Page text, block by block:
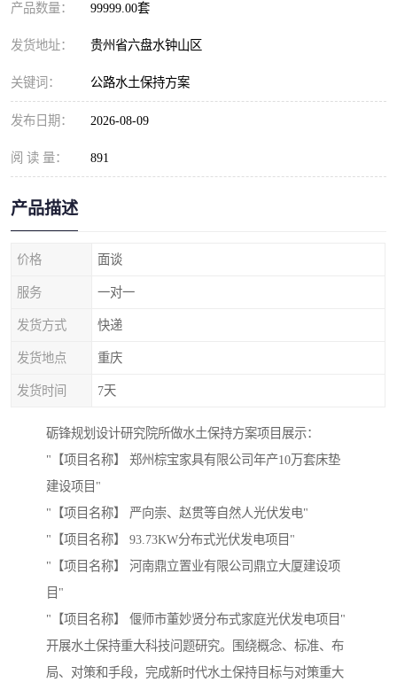
产品数量： 99999.00套
发货地址： 贵州省六盘水钟山区
关键词： 公路水土保持方案
发布日期： 2026-08-09
阅 读 量： 891
产品描述
价格 面谈
服务 一对一
发货方式 快递
发货地点 重庆
发货时间 7天
砺锋规划设计研究院所做水土保持方案项目展示：
"【项目名称】 郑州棕宝家具有限公司年产10万套床垫
建设项目"
"【项目名称】 严向崇、赵贯等自然人光伏发电"
"【项目名称】 93.73KW分布式光伏发电项目"
"【项目名称】 河南鼎立置业有限公司鼎立大厦建设项
目"
"【项目名称】 偃师市董妙贤分布式家庭光伏发电项目"
开展水土保持重大科技问题研究。围绕概念、标准、布
局、对策和手段，完成新时代水土保持目标与对策重大